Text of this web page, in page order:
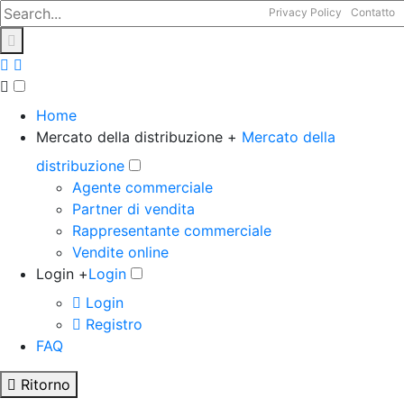
Privacy Policy Contatto
Home
Mercato della distribuzione + Mercato della
distribuzione
Agente commerciale
Partner di vendita
Rappresentante commerciale
Vendite online
Login +Login
Login
Registro
FAQ
Ritorno